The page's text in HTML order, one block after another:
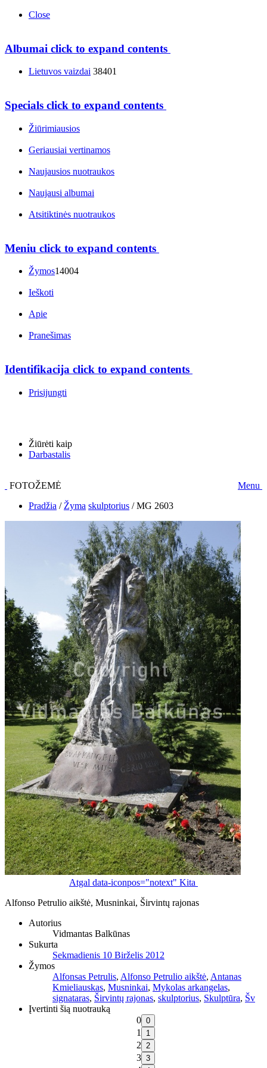
Close
Albumai click to expand contents
Lietuvos vaizdai 38401
Specials click to expand contents
Žiūrimiausios
Geriausiai vertinamos
Naujausios nuotraukos
Naujausi albumai
Atsitiktinės nuotraukos
Meniu click to expand contents
Žymos14004
Ieškoti
Apie
Pranešimas
Identifikacija click to expand contents
Prisijungti
Žiūrėti kaip
Darbastalis
FOTOŽEMĖ
Menu
Pradžia / Žyma skulptorius /MG 2603
Atgal data-iconpos="notext" Kita
Alfonso Petrulio aikštė, Musninkai, Širvintų rajonas
Autorius
Vidmantas Balkūnas
Sukurta
Sekmadienis 10 Birželis 2012
Žymos
Alfonsas Petrulis, Alfonso Petrulio aikštė, Antanas
Kmieliauskas, Musninkai, Mykolas arkangelas,
signataras, Širvintų rajonas, skulptorius, Skulptūra, Šv
Įvertinti šią nuotrauką
0
1
2
3